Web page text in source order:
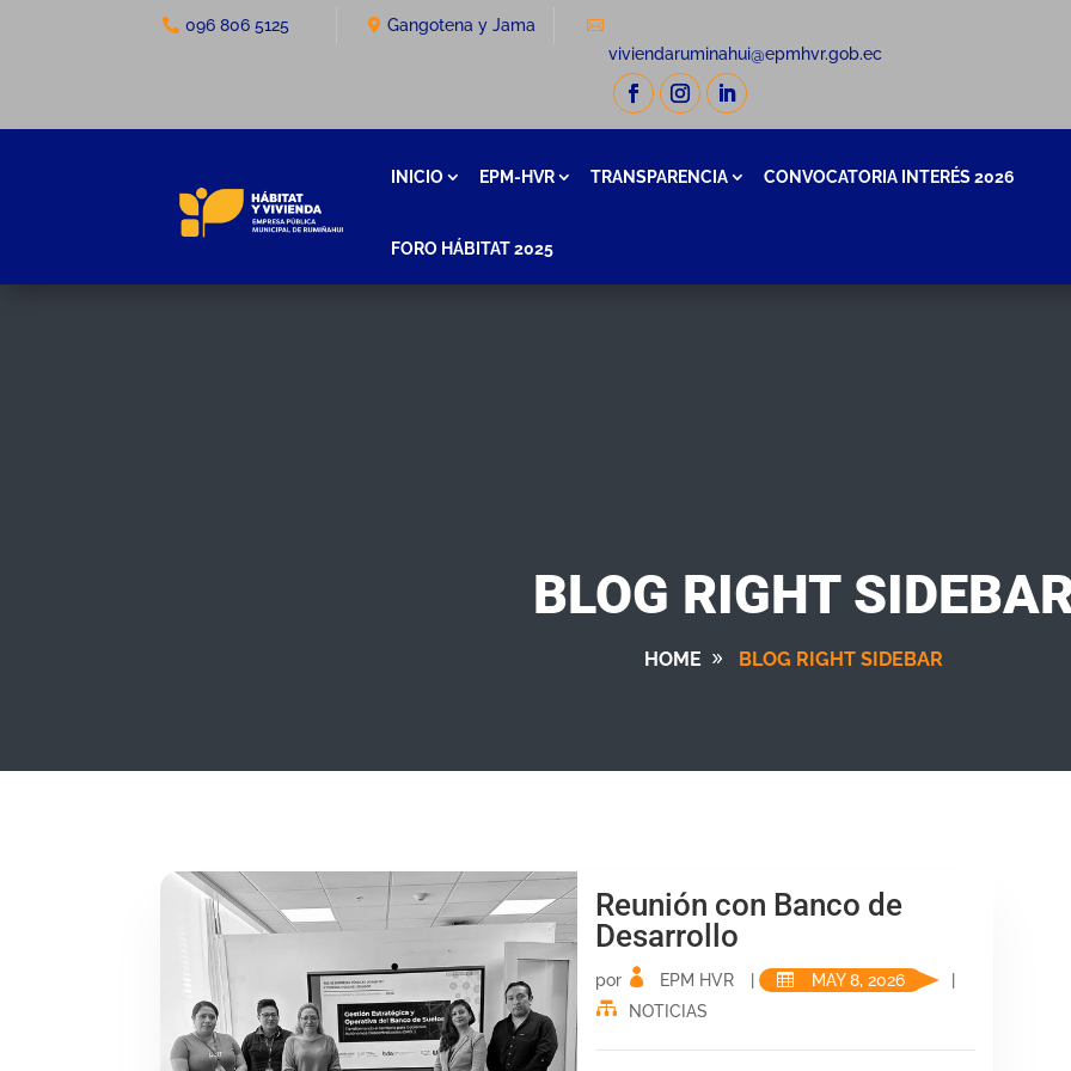
096 806 5125
Gangotena y Jama
viviendaruminahui@epmhvr.gob.ec
INICIO EPM-HVR TRANSPARENCIA CONVOCATORIA INTERÉS 2026
FORO HÁBITAT 2025
BLOG RIGHT
HOME BLOG RIGHT SIDEBAR
Reunión con Banco de
Desarrollo
por EPM HVR MAY 8, 2026
NOTICIAS